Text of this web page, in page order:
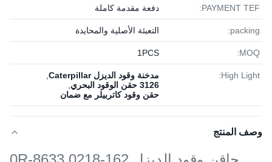
PAYMENT TEF: دفعة مقدمة كاملة
packing: التعبئة الأصلية والمحايدة
MOQ:
1PСS
High Light: مدخنة وقود الديزل Caterpillar
3126 حقن الوقود البحري
حقن وقود كاتربيلر مع ضمان
وصف المنتج